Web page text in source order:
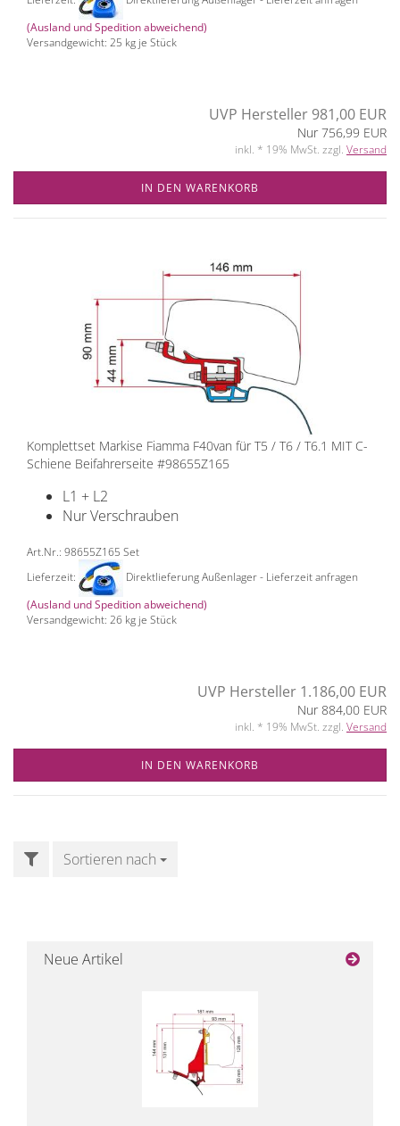
(Ausland und Spedition abweichend)
Versandgewicht: 25 kg je Stück
UVP Hersteller 981,00 EUR
Nur 756,99 EUR
inkl. * 19% MwSt. zzgl. Versand
IN DEN WARENKORB
Komplettset Markise Fiamma F40van für T5 / T6 / T6.1 MIT C-
Schiene Beifahrerseite #98655Z165
L1 + L2
Nur Verschrauben
Art.Nr.: 98655Z165 Set
Lieferzeit:
Direktlieferung Außenlager - Lieferzeit anfragen
(Ausland und Spedition abweichend)
Versandgewicht: 26 kg je Stück
UVP Hersteller 1.186,00 EUR
Nur 884,00 EUR
inkl. * 19% MwSt. zzgl. Versand
IN DEN WARENKORB
FILTERSortieren nach
Sortieren nach
Neue Artikel